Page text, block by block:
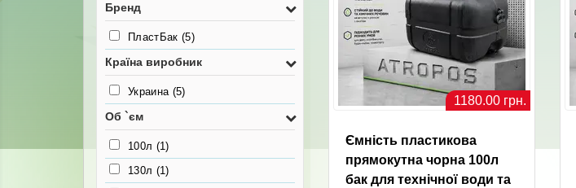
Бренд
ПластБак (5)
Країна виробник
Украина (5)
Об `єм
100л (1)
130л (1)
1180.00 грн.
Ємність пластикова
прямокутна чорна 100л
бак для технічної води та